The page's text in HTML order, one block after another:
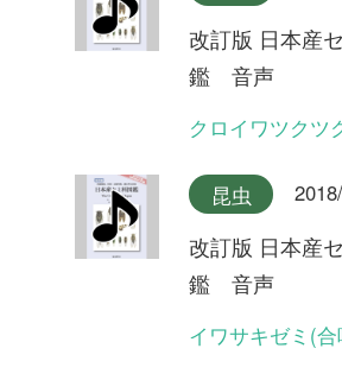
鑑 音声
オオシマゼミ沖縄本島産
2018/07/06
改訂版 日本産セミ科図
鑑 音声
オオシマゼミ沖縄本島産